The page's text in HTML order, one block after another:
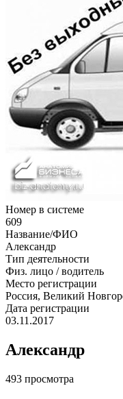
Номер в системе
609
Название/ФИО
Александр
Тип деятельности
Физ. лицо / водитель
Место регистрации
Россия, Великий
Дата регистрации
03.11.2017
Александр
493 просмотра